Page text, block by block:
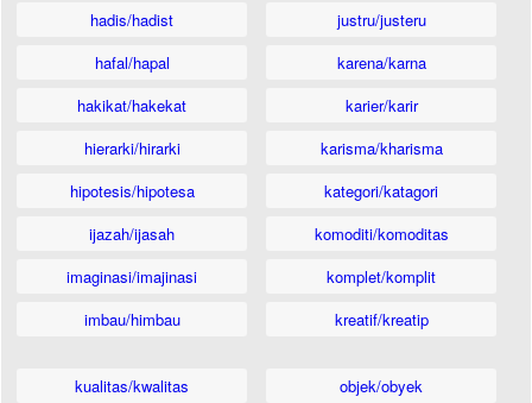
hadis/hadist
hafal/hapal
hakikat/hakekat
hierarki/hirarki
hipotesis/hipotesa
ijazah/ijasah
imaginasi/imajinasi
imbau/himbau
justru/justeru
karena/karna
karier/karir
karisma/kharisma
kategori/katagori
komoditi/komoditas
komplet/komplit
kreatif/kreatip
kualitas/kwalitas objek/obyek